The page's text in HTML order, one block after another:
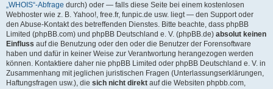
„WHOIS“-Abfrage durch) oder — falls diese Seite bei einem kostenlosen
Webhoster wie z. B. Yahoo!, free.fr, funpic.de usw. liegt — den Support oder
den Abuse-Kontakt des betreffenden Dienstes. Bitte beachte, dass phpBB
Limited (phpBB.com) und phpBB Deutschland e. V. (phpBB.de) absolut keinen
Einfluss auf die Benutzung oder den oder die Benutzer der Forensoftware
haben und dafür in keiner Weise zur Verantwortung herangezogen werden
können. Kontaktiere daher nie phpBB Limited oder phpBB Deutschland e. V. in
Zusammenhang mit jeglichen juristischen Fragen (Unterlassungserklärungen,
Haftungsfragen usw.), die sich nicht direkt auf die Websiten phpbb.com,